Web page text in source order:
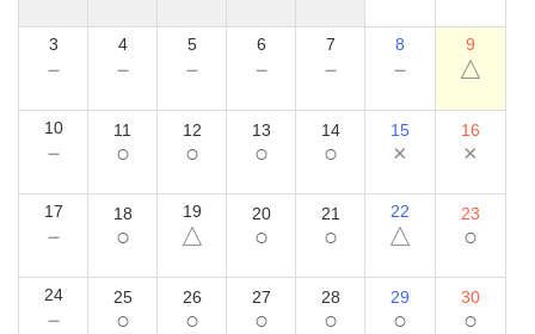
3
－
4
－
5
－
6
－
7
－
8
－
9
△
10
－
11
○
12
○
13
○
14
○
15
×
16
×
17
－
18
○
19
△
20
○
21
○
22
△
23
○
24
－
25
○
26
○
27
○
28
○
29
○
30
○